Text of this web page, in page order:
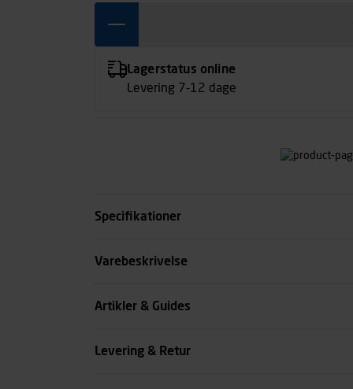
Lagerstatus online
Levering 7-12 dage
Specifikationer
Størrelse
Varebeskrivelse
Artikler & Guides
Levering & Retur